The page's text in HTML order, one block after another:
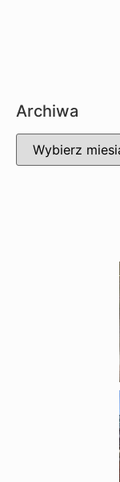
Archiwa